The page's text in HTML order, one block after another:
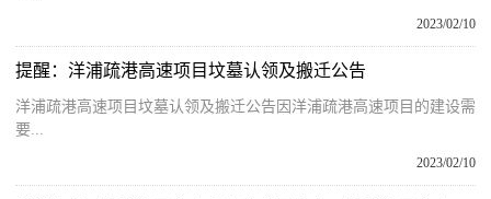
2023/02/10
提醒：洋浦疏港高速项目坟墓认领及搬迁公告
洋浦疏港高速项目坟墓认领及搬迁公告因洋浦疏港高速项目的建设需
要...
2023/02/10